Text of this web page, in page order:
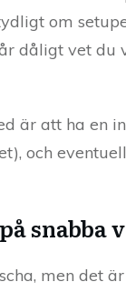
om
dåligt vet du
är att ha en
och
men det